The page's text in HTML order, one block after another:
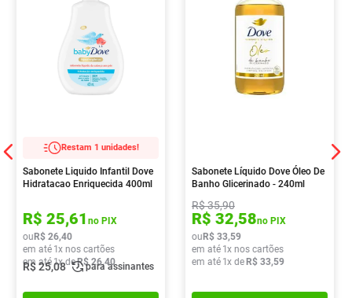
Restam 1 unidades!
Sabonete Liquido Infantil Dove
Hidratacao Enriquecida 400ml
R$ 25,61 no PIX
ou R$ 26,40
em até 1x nos cartões
em até1x deR$ 26,40
R$25,08 para assinantes
Sabonete Líquido Dove Óleo De
Banho Glicerinado - 240ml
R$35,90
R$ 32,58no PIX
ou R$ 33,59
em até 1x nos cartões
em até 1x de R$ 33,59